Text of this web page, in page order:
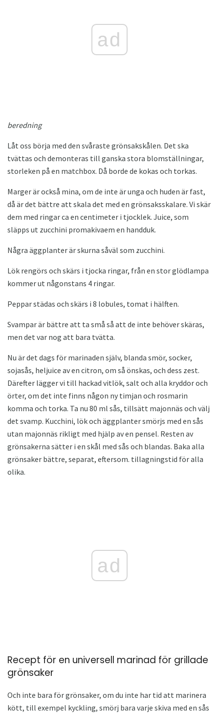
ad
beredning
Låt oss börja med den svåraste grönsakskålen. Det ska
tvättas och demonteras till ganska stora blomställningar,
storleken på en matchbox. Då borde de kokas och torkas.
Marger är också mina, om de inte är unga och huden är fast,
då är det bättre att skala det med en grönsaksskalare. Vi skär
dem med ringar ca en centimeter i tjocklek. Juice, som
släpps ut zucchini promakivaem en handduk.
Några äggplanter är skurna såväl som zucchini.
Lök rengörs och skärs i tjocka ringar, från en stor glödlampa
kommer ut någonstans 4 ringar.
Peppar städas och skärs i 8 lobules, tomat i hälften.
Svampar är bättre att ta små så att de inte behöver skäras,
men det var nog att bara tvätta.
Nu är det dags för marinaden själv, blanda smör, socker,
sojasås, heljuice av en citron, om så önskas, och dess zest.
Därefter lägger vi till hackad vitlök, salt och alla kryddor och
örter, om det inte finns någon ny timjan och rosmarin
komma och torka. Ta nu 80 ml sås, tillsätt majonnäs och välj
det svamp. Kucchini, lök och äggplanter smörjs med en sås
utan majonnäs rikligt med hjälp av en pensel. Resten av
grönsakerna sätter i en skål med sås och blandas. Baka alla
grönsaker bättre, separat, eftersom. tillagningstid för alla
olika.
ad
Recept för en universell marinad för grillade
grönsaker
Och inte bara för grönsaker, om du inte har tid att marinera
kött, till exempel kyckling, smörj bara varje skiva med en sås